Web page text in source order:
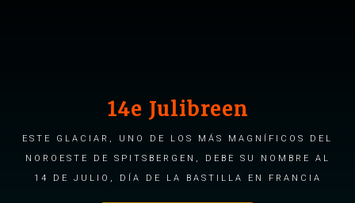
14e Julibreen
Este glaciar, uno de los más magníficos del
noroeste de Spitsbergen, debe su nombre al
14 de julio, Día de la Bastilla en Francia